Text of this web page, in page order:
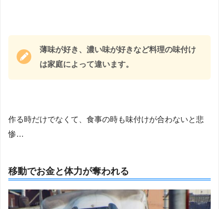
薄味が好き、濃い味が好きなど料理の味付け
は家庭によって違います。
作る時だけでなくて、食事の時も味付けが合わないと悲
惨…
移動でお金と体力が奪われる